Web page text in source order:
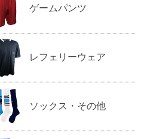
ゲームパンツ
レフェリーウェア
ソックス・その他